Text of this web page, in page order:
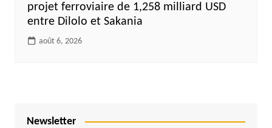
projet ferroviaire de 1,258 milliard USD
entre Dilolo et Sakania
août 6, 2026
Newsletter